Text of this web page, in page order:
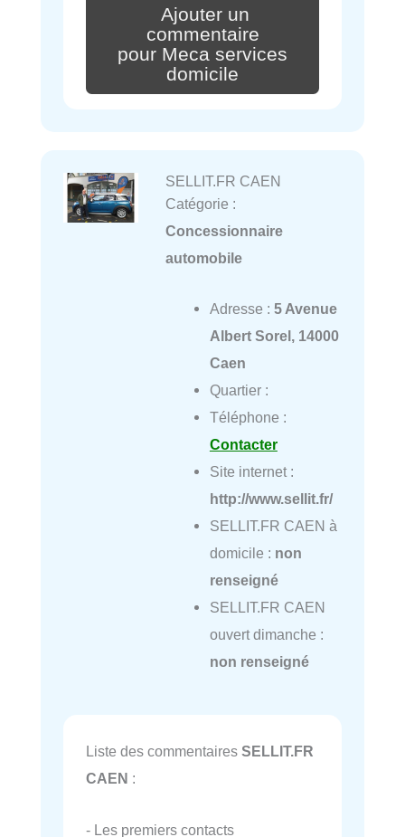
Ajouter un
commentaire
pour Meca services
domicile
SELLIT.FR CAEN
Catégorie :
Concessionnaire
automobile
Adresse : 5 Avenue
Albert Sorel, 14000
Caen
Quartier :
Téléphone :
Contacter
Site internet :
http://www.sellit.fr/
SELLIT.FR CAEN à
domicile : non
renseigné
SELLIT.FR CAEN
ouvert dimanche :
non renseigné
Liste des commentaires SELLIT.FR
CAEN :
- Les premiers contacts